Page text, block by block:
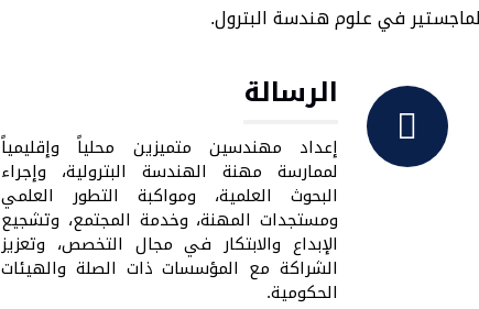
الرسالة
إعداد مهندسين متميزين محلياً وإقليمياً
لممارسة مهنة الهندسة البترولية، وإجراء
البحوث العلمية، ومواكبة التطور العلمي
ومستجدات المهنة، وخدمة المجتمع، وتشجيع
الإبداع والابتكار في مجال التخصص، وتعزيز
الشراكة مع المؤسسات ذات الصلة والهيئات
الحكومية.